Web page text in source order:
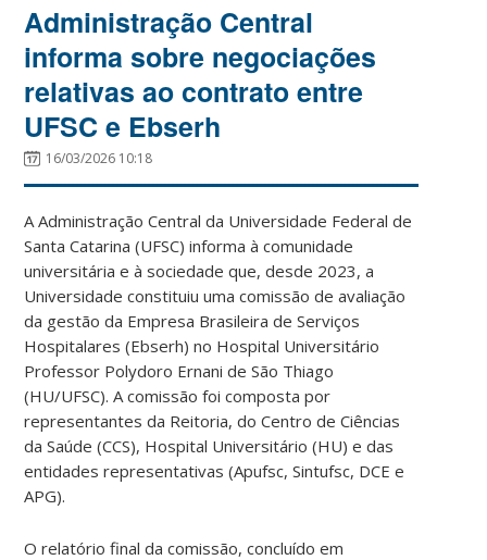
Administração Central
informa sobre negociações
relativas ao contrato entre
UFSC e Ebserh
16/03/2026 10:18
A Administração Central da Universidade Federal de
Santa Catarina (UFSC) informa à comunidade
universitária e à sociedade que, desde 2023, a
Universidade constituiu uma comissão de avaliação
da gestão da Empresa Brasileira de Serviços
Hospitalares (Ebserh) no Hospital Universitário
Professor Polydoro Ernani de São Thiago
(HU/UFSC). A comissão foi composta por
representantes da Reitoria, do Centro de Ciências
da Saúde (CCS), Hospital Universitário (HU) e das
entidades representativas (Apufsc, Sintufsc, DCE e
APG).
O relatório final da comissão, concluído em